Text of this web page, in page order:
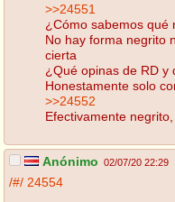
>>24551
¿Cómo sabemos qué
No hay forma negrito
cierta
¿Qué opinas de RD y
Honestamente solo
>>24552
Efectivamente
Anónimo 02/07/20 22:29
/#/ 24554